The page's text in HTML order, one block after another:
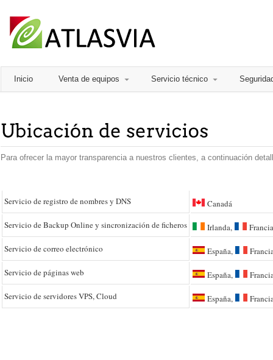
Inicio Venta de equipos Servicio técnico
Para ofrecer la mayor transparencia a nuestros clientes, a continuación
Servicio de registro de nombres y DNS
Canadá
Servicio de Backup Online y sincronización de ficheros
Irlanda,
Francia
Servicio de correo electrónico
España,
Servicio de páginas web
España,
Servicio de servidores VPS, Cloud
España,